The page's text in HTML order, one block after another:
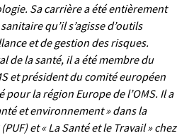
Sa carrière a été entièrement
qu’il s’agisse d’outils
et de gestion des risques.
de la santé, il a été membre du
et président du comité européen
la région Europe de l’OMS. Il a
et environnement » dans la
et « La Santé et le Travail » chez